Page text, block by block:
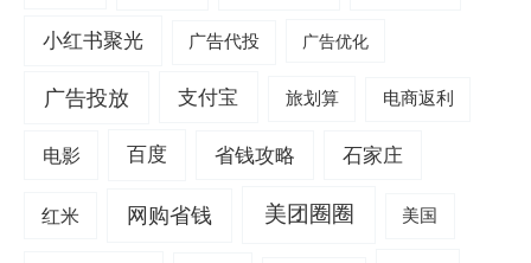
小红书聚光 广告代投 广告优化
广告投放 支付宝 旅划算 电商返利
电影 百度 省钱攻略 石家庄
红米 网购省钱 美团圈圈 美国